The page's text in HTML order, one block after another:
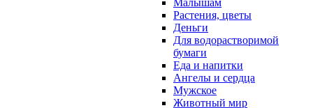
Малышам
Растения, цветы
Деньги
Для водорастворимой
бумаги
Еда и напитки
Ангелы и сердца
Мужское
Животный мир